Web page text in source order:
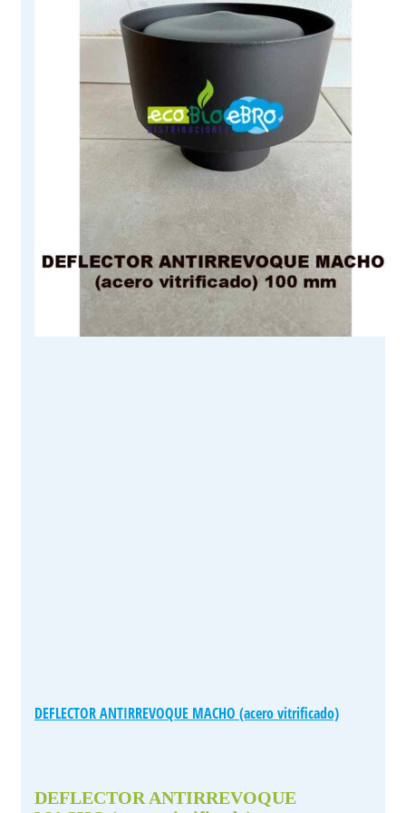
DEFLECTOR ANTIRREVOQUE MACHO (acero vitrificado)
DEFLECTOR ANTIRREVOQUE